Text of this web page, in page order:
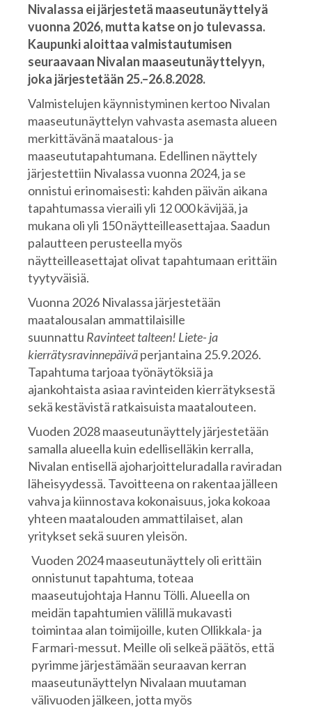
Nivalassa ei järjestetä maaseutunäyttelyä
vuonna 2026, mutta katse on jo tulevassa.
Kaupunki aloittaa valmistautumisen
seuraavaan Nivalan maaseutunäyttelyyn,
joka järjestetään 25.–26.8.2028.
Valmistelujen käynnistyminen kertoo Nivalan
maaseutunäyttelyn vahvasta asemasta alueen
merkittävänä maatalous- ja
maaseututapahtumana. Edellinen näyttely
järjestettiin Nivalassa vuonna 2024, ja se
onnistui erinomaisesti: kahden päivän aikana
tapahtumassa vieraili yli 12 000 kävijää, ja
mukana oli yli 150 näytteilleasettajaa. Saadun
palautteen perusteella myös
näytteilleasettajat olivat tapahtumaan erittäin
tyytyväisiä.
Vuonna 2026 Nivalassa järjestetään
maatalousalan ammattilaisille
suunnattu Ravinteet talteen! Liete- ja
kierrätysravinnepäiväperjantaina 25.9.2026.
Tapahtuma tarjoaa työnäytöksiä ja
ajankohtaista asiaa ravinteiden kierrätyksestä
sekä kestävistä ratkaisuista maatalouteen.
Vuoden 2028 maaseutunäyttely järjestetään
samalla alueella kuin edelliselläkin kerralla,
Nivalan entisellä ajoharjoitteluradalla raviradan
läheisyydessä. Tavoitteena on rakentaa jälleen
vahva ja kiinnostava kokonaisuus, joka kokoaa
yhteen maatalouden ammattilaiset, alan
yritykset sekä suuren yleisön.
Vuoden 2024 maaseutunäyttely oli erittäin
onnistunut tapahtuma, toteaa
maaseutujohtaja Hannu Tölli. Alueella on
meidän tapahtumien välillä mukavasti
toimintaa alan toimijoille, kuten Ollikkala- ja
Farmari-messut. Meille oli selkeä päätös, että
pyrimme järjestämään seuraavan kerran
maaseutunäyttelyn Nivalaan muutaman
välivuoden jälkeen, jotta myös